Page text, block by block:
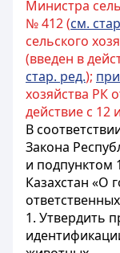
Министра
№ 412 (см.
сельского
(введен в
стар. ред.);
хозяйства РК
действие с 12
В
Закона
и подпунктом
Казахстан «О
1. Утвердить